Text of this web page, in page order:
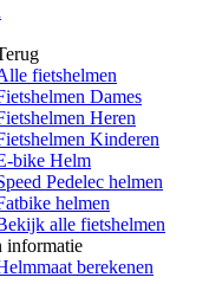
fietshelmen
Dames
Heren
Kinderen
bike Helm
Pedelec helmen
helmen
alle fietshelmen
informatie
berekenen